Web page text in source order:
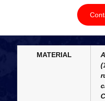
MATERIAL